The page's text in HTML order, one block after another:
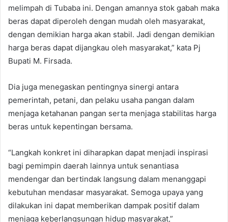
melimpah di Tubaba ini. Dengan amannya stok gabah maka
beras dapat diperoleh dengan mudah oleh masyarakat,
dengan demikian harga akan stabil. Jadi dengan demikian
harga beras dapat dijangkau oleh masyarakat,” kata Pj
Bupati M. Firsada.
Dia juga menegaskan pentingnya sinergi antara
pemerintah, petani, dan pelaku usaha pangan dalam
menjaga ketahanan pangan serta menjaga stabilitas harga
beras untuk kepentingan bersama.
“Langkah konkret ini diharapkan dapat menjadi inspirasi
bagi pemimpin daerah lainnya untuk senantiasa
mendengar dan bertindak langsung dalam menanggapi
kebutuhan mendasar masyarakat. Semoga upaya yang
dilakukan ini dapat memberikan dampak positif dalam
menjaga keberlangsungan hidup masyarakat,”